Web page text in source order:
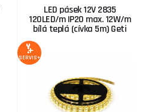
LED pásek 12V 2835
120LED/m IP20 max. 12W/m
bílá teplá (cívka 5m) Geti
SERVIS+